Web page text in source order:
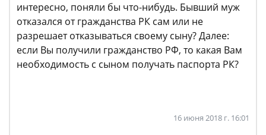
интересно, поняли бы что-нибудь. Бывший муж
отказался от гражданства РК сам или не
разрешает отказываться своему сыну? Далее:
если Вы получили гражданство РФ, то какая Вам
необходимость с сыном получать паспорта РК?
16 июня 2018 г. 16:01